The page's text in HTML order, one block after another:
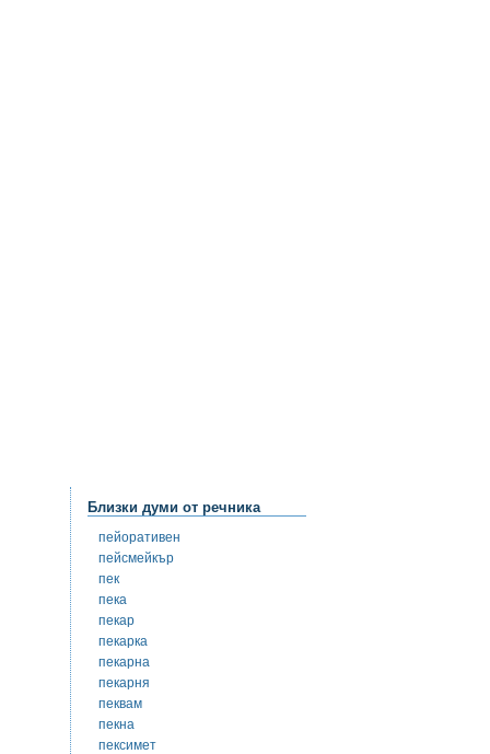
Близки думи от речника
пейоративен
пейсмейкър
пек
пека
пекар
пекарка
пекарна
пекарня
пеквам
пекна
пексимет